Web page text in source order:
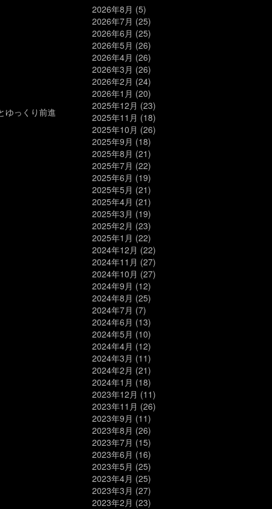
ゆっくり前進
2026年8月 (5)
2026年7月 (25)
2026年6月 (25)
2026年5月 (26)
2026年4月 (26)
2026年3月 (26)
2026年2月 (24)
2026年1月 (20)
2025年12月 (23)
2025年11月 (18)
2025年10月 (26)
2025年9月 (18)
2025年8月 (21)
2025年7月 (22)
2025年6月 (19)
2025年5月 (21)
2025年4月 (21)
2025年3月 (19)
2025年2月 (23)
2025年1月 (22)
2024年12月 (22)
2024年11月 (27)
2024年10月 (27)
2024年9月 (12)
2024年8月 (25)
2024年7月 (7)
2024年6月 (13)
2024年5月 (10)
2024年4月 (12)
2024年3月 (11)
2024年2月 (21)
2024年1月 (18)
2023年12月 (11)
2023年11月 (26)
2023年9月 (11)
2023年8月 (26)
2023年7月 (15)
2023年6月 (16)
2023年5月 (25)
2023年4月 (25)
2023年3月 (27)
2023年2月 (23)